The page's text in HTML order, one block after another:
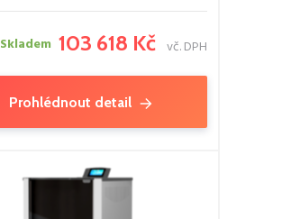
Skladem 103 618 Kč vč. DPH
Prohlédnout detail